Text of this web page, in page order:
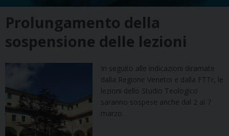
content
Prolungamento della
sospensione delle lezioni
In seguito alle indicazioni diramate
dalla Regione Venetoi e dalla FTTr, le
lezioni dello Studio Teologico
saranno sospese anche dal 2 al 7
marzo.